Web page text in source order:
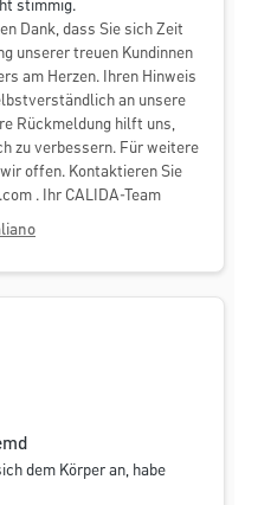
stimmig.
Dank, dass Sie sich Zeit
unserer treuen Kundinnen
am Herzen. Ihren Hinweis
an unsere
Rückmeldung hilft uns,
zu verbessern. Für weitere
offen. Kontaktieren Sie
. Ihr CALIDA-Team
dem Körper an, habe